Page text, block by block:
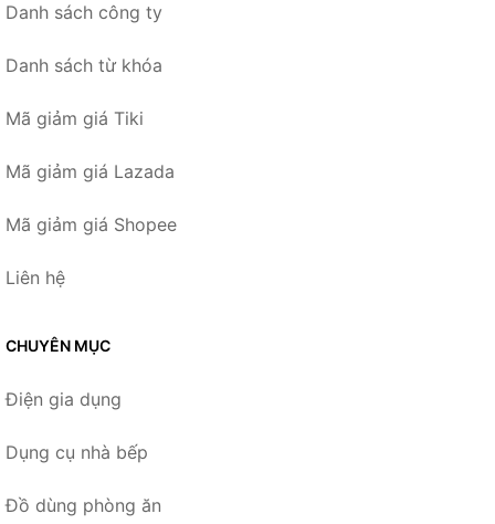
Danh sách công ty
Danh sách từ khóa
Mã giảm giá Tiki
Mã giảm giá Lazada
Mã giảm giá Shopee
Liên hệ
CHUYÊN MỤC
Điện gia dụng
Dụng cụ nhà bếp
Đồ dùng phòng ăn